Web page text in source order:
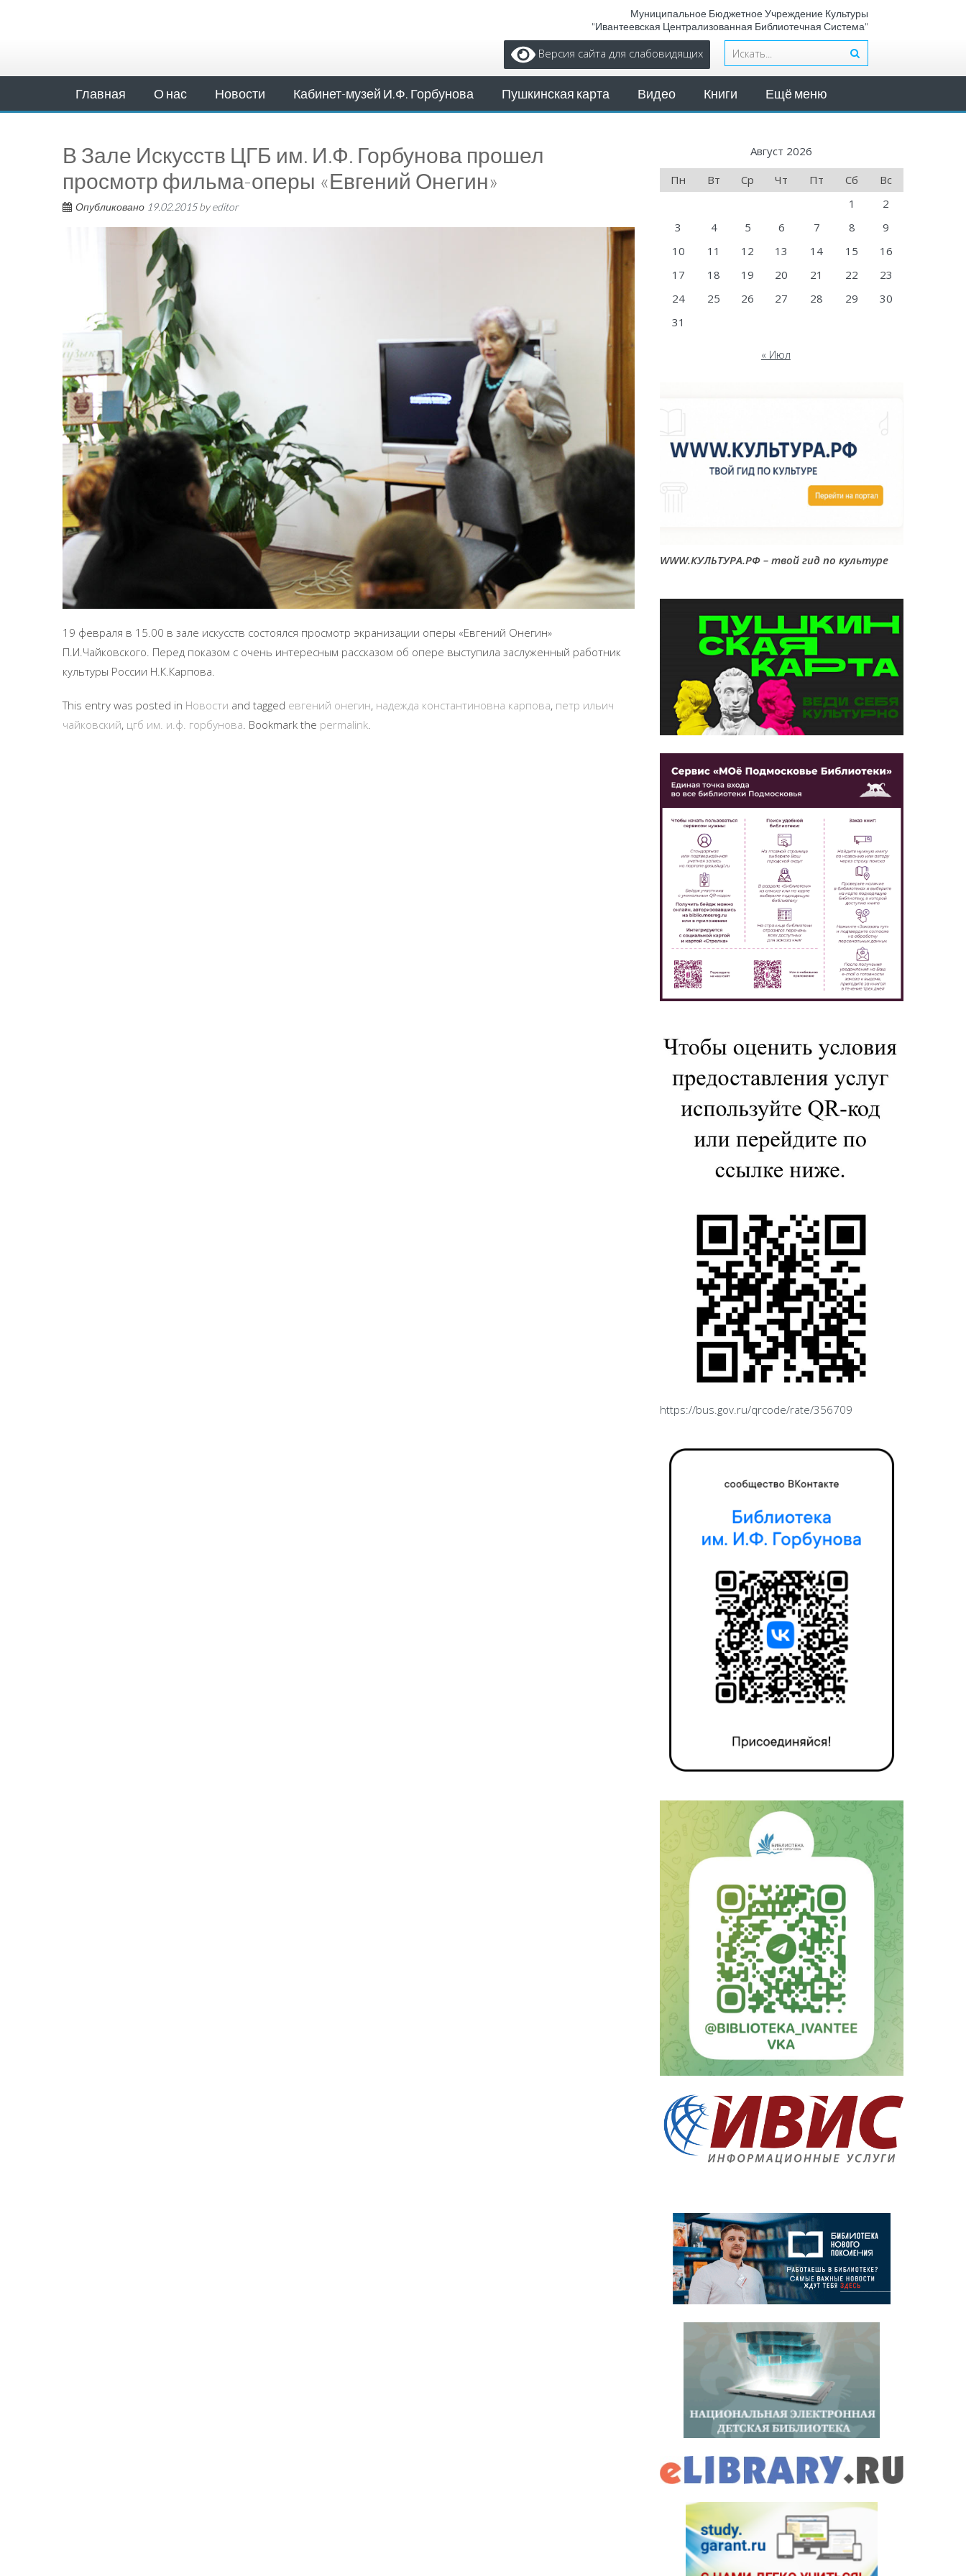
Муниципальное Бюджетное Учреждение Культуры
"Ивантеевская Централизованная Библиотечная Система"
Версия сайта для слабовидящих
Главная О нас Новости Кабинет-музей И.Ф. Горбунова Пушкинская карта Видео Книги Ещё меню
В Зале Искусств ЦГБ им. И.Ф. Горбунова прошел
просмотр фильма-оперы «Евгений Онегин»
Опубликовано 19.02.2015byeditor
19 февраля в 15.00 в зале искусств состоялся просмотр экранизации оперы «Евгений Онегин»
П.И.Чайковского. Перед показом с очень интересным рассказом об опере выступила заслуженный работник
культуры России Н.К.Карпова.
This entry was posted in Новости and tagged евгений онегин, надежда константиновна карпова, петр ильич
чайковский, цгб им. и.ф. горбунова . Bookmark the permalink
Август 2026
Пн
Вт Ср Чт Пт Сб
Вс
1
2
3
4 5 6 7 8
9
10
11 12 13 14 15
16
17
18 19 20 21 22
23
24
25 26 27 28 29
30
31
« Июл
WWW.КУЛЬТУРА.РФ – твой гид по культуре
https://bus.gov.ru/qrcode/rate/356709